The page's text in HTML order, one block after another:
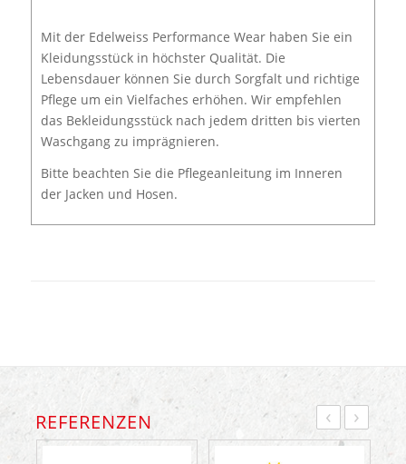
Mit der Edelweiss Performance Wear haben Sie ein
Kleidungsstück in höchster Qualität. Die
Lebensdauer können Sie durch Sorgfalt und richtige
Pflege um ein Vielfaches erhöhen. Wir empfehlen
das Bekleidungsstück nach jedem dritten bis vierten
Waschgang zu imprägnieren.
Bitte beachten Sie die Pflegeanleitung im Inneren
der Jacken und Hosen.
REFERENZEN ‹ ›